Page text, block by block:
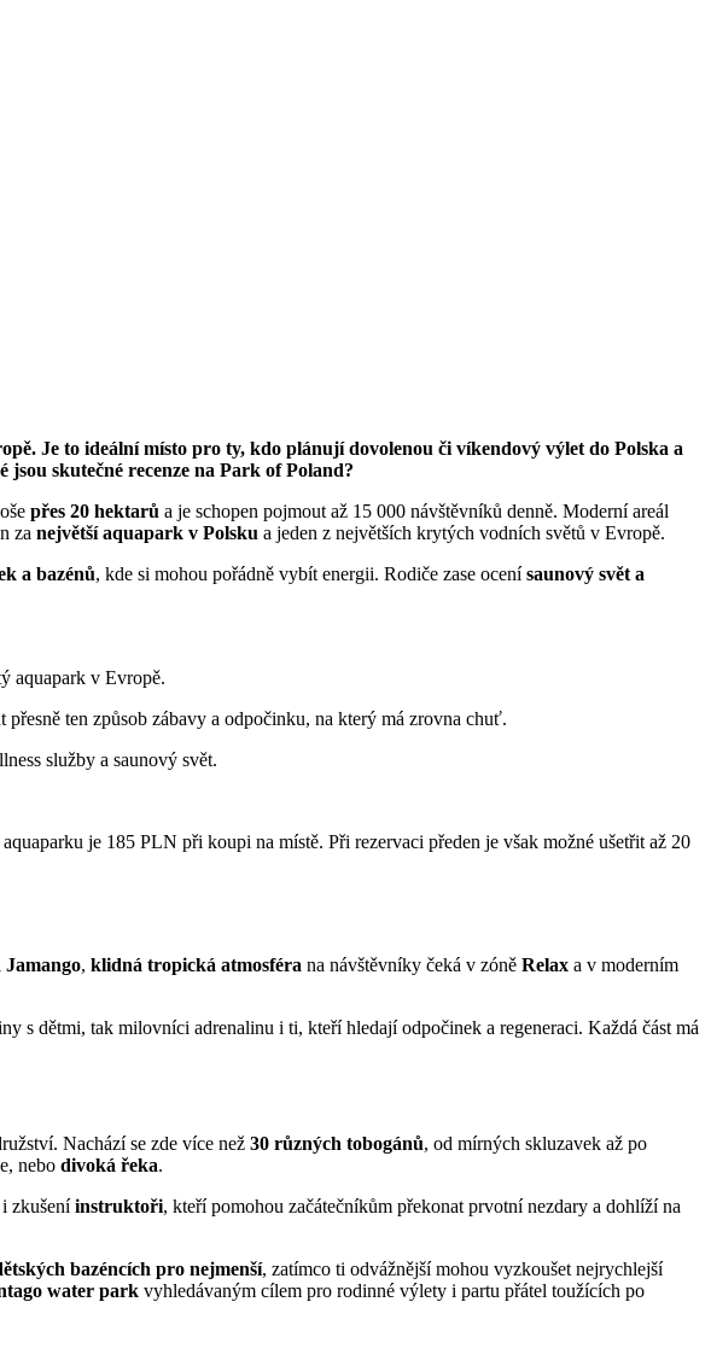
Je to ideální místo pro ty, kdo plánují dovolenou či víkendový výlet do Polska a
skutečné recenze na Park of Poland?
přes 20 hektarů a je schopen pojmout až 15 000 návštěvníků denně. Moderní areál
za největší aquapark v Polsku a jeden z největších krytých vodních světů v Evropě.
a bazénů, kde si mohou pořádně vybít energii. Rodiče zase ocenísaunový svět a
aquapark v Evropě.
ten způsob zábavy a odpočinku, na který má zrovna chuť.
služby a saunový svět.
je 185 PLN při koupi na místě. Při rezervaci předen je však možné ušetřit až 20
Jamango, klidná tropická atmosféra na návštěvníky čeká v zóně Relax a v moderním
s dětmi, tak milovníci adrenalinu i ti, kteří hledají odpočinek a regeneraci. Každá část má
Nachází se zde více než 30 různých tobogánů, od mírných skluzavek až po
nebo divoká řeka.
zkušeníinstruktoři, kteří pomohou začátečníkům překonat prvotní nezdary a dohlíží na
bazéncích pro nejmenší, zatímco ti odvážnější mohou vyzkoušet nejrychlejší
water park vyhledávaným cílem pro rodinné výlety i partu přátel toužících po